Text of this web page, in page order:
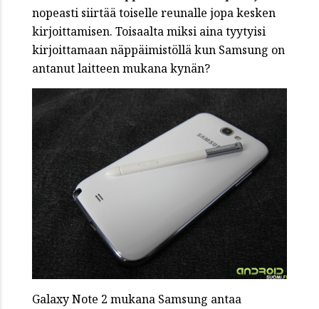
nopeasti siirtää toiselle reunalle jopa kesken
kirjoittamisen. Toisaalta miksi aina tyytyisi
kirjoittamaan näppäimistöllä kun Samsung on
antanut laitteen mukana kynän?
Galaxy Note 2 mukana Samsung antaa